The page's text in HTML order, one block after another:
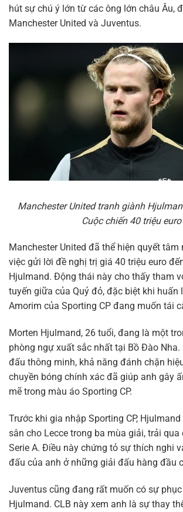
hút sự chú ý lớn từ các ông lớn châu Âu,
Manchester United và Juventus.
Manchester United tranh giành
Cuộc chiến 40 triệu euro
Manchester United đã thể hiện quyết tâm
việc gửi lời đề nghị trị giá 40 triệu euro
Hjulmand. Động thái này cho thấy tham
tuyến giữa của Quỷ đỏ, đặc biệt khi huấn
Amorim của Sporting CP đang muốn tái
Morten Hjulmand, 26 tuổi, đang là một
phòng ngự xuất sắc nhất tại Bồ Đào Nha.
đấu thông minh, khả năng đánh chặn
chuyền bóng chính xác đã giúp anh gây
mẽ trong màu áo Sporting CP.
Trước khi gia nhập Sporting CP,
sân cho Lecce trong ba mùa giải, trải qua
Serie A. Điều này chứng tỏ sự thích nghi
đấu của anh ở những giải đấu hàng đầu
Juventus cũng đang rất muốn có sự
Hjulmand. CLB này xem anh là sự thay